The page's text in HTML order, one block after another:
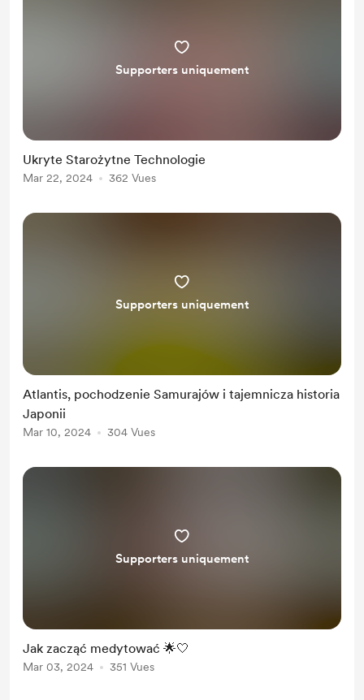
Supporters uniquement
Ukryte Starożytne Technologie
Mar 22, 2024 362 Vues
Supporters uniquement
Atlantis, pochodzenie Samurajów i tajemnicza historia
Japonii
Mar 10, 2024 304 Vues
Supporters uniquement
Jak zacząć medytować 🌟🤍
Mar 03, 2024 351 Vues